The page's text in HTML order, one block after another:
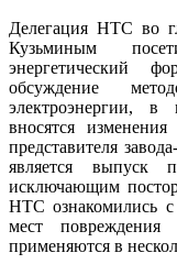
Делегация НТС во
Кузьминым
энергетический
обсуждение
электроэнергии, в
вносятся
представителя
является выпуск
исключающим
НТС ознакомились с
мест повреждения
применяются в